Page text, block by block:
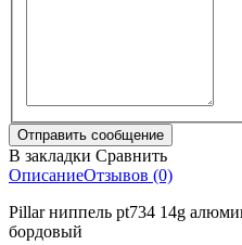
В закладки Сравнить
ОписаниеОтзывов (0)
Pillar ниппель pt734 14g
бордовый